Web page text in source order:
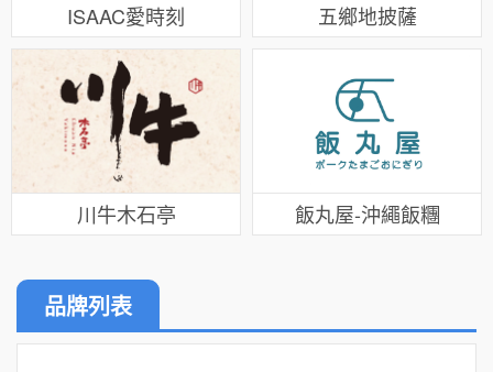
ISAAC愛時刻 五鄉地披薩
川牛木石亭 飯丸屋-沖繩飯糰
品牌列表